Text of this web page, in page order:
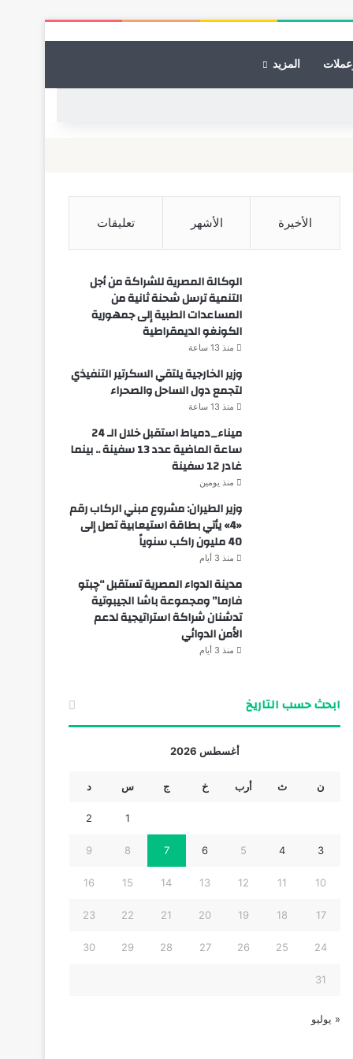
المزيد
الأخيرة الأشهر تعليقات
الوكالة المصرية للشراكة من أجل
التنمية ترسل شحنة ثانية من
المساعدات الطبية إلى جمهورية
الكونغو الديمقراطية
منذ 13 ساعة
وزير الخارجية يلتقي السكرتير التنفيذي
لتجمع دول الساحل والصحراء
منذ 13 ساعة
ميناء_دمياط استقبل خلال الـ 24
ساعة الماضية عدد 13 سفينة .. بينما
غادر 12 سفينة
منذ يومين
وزير الطيران: مشروع مبني الركاب رقم
«4» يأتي بطاقة استيعابية تصل إلى
40 مليون راكب سنوياً
منذ 3 أيام
مدينة الدواء المصرية تستقبل “چبتو
فارما” ومجموعة باشا الجيبوتية
تدشنان شراكة استراتيجية لدعم
الأمن الدوائي
منذ 3 أيام
ابحث حسب التاريخ
أغسطس 2026
ن ث أرب خ ج س د
1
2
3
4
5
6
7
8
9
10
11
12
13
14
15
16
17
18
19
20
21
22
23
24
25
26
27
28
29
30
31
« يوليو